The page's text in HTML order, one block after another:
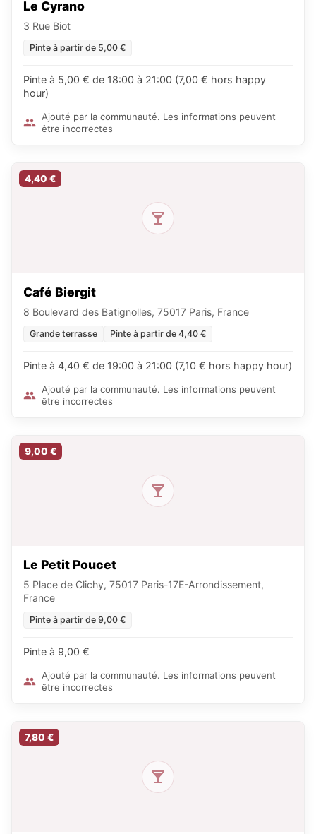
Le Cyrano
3 Rue Biot
Pinte à partir de 5,00 €
Pinte à 5,00 € de 18:00 à 21:00 (7,00 € hors happy
hour)
Ajouté par la communauté. Les informations peuvent
être incorrectes
4,40 €
Café Biergit
8 Boulevard des Batignolles, 75017 Paris, France
Grande terrasse Pinte à partir de 4,40 €
Pinte à 4,40 € de 19:00 à 21:00 (7,10 € hors happy hour)
Ajouté par la communauté. Les informations peuvent
être incorrectes
9,00 €
Le Petit Poucet
5 Place de Clichy, 75017 Paris-17E-Arrondissement,
France
Pinte à partir de 9,00 €
Pinte à 9,00 €
Ajouté par la communauté. Les informations peuvent
être incorrectes
7,80 €